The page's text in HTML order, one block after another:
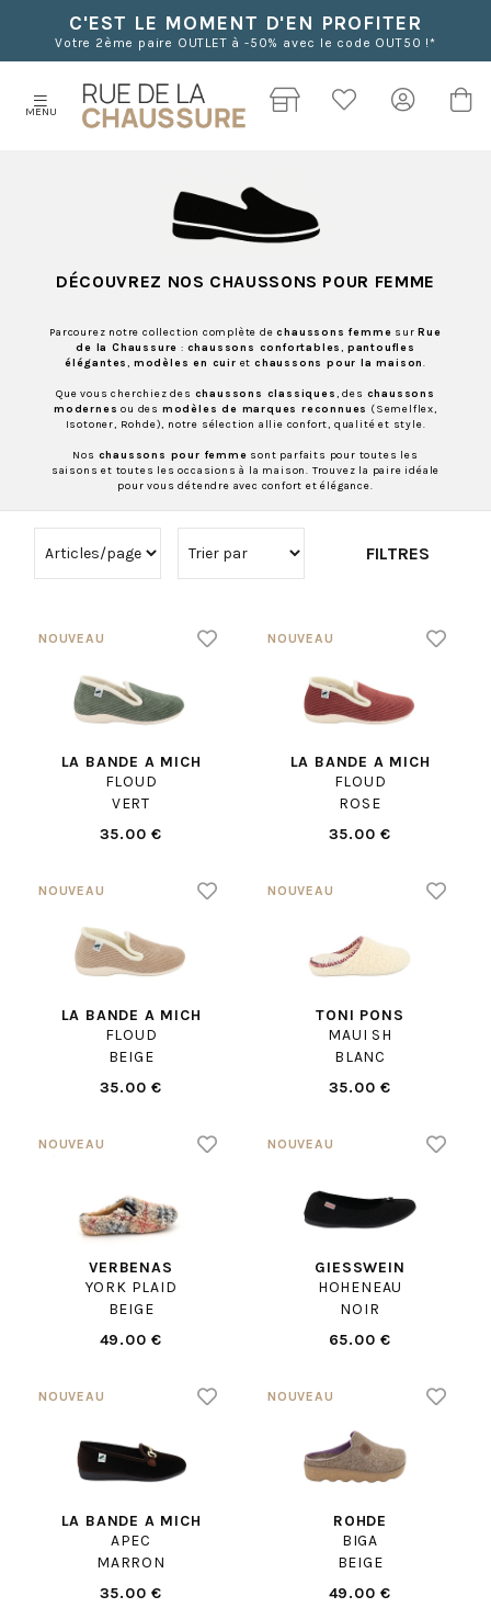
C'EST LE MOMENT D'EN PROFITER
Votre 2ème paire OUTLET à -50% avec le code OUT50 !*
MENU
DÉCOUVREZ NOS CHAUSSONS POUR FEMME
Parcourez notre collection complète dechaussons femme surRue
de la Chaussure : chaussons confortables, pantoufles
élégantes, modèles en cuir et chaussons pour la maison.
Que vous cherchiez des chaussons classiques, des chaussons
modernes ou des modèles de marques reconnues (Semelflex,
Isotoner, Rohde), notre sélection allie confort, qualité et style.
Nos chaussons pour femme sont parfaits pour toutes les
saisons et toutes les occasions à la maison. Trouvez la paire idéale
pour vous détendre avec confort et élégance.
FILTRES
LA BANDE A MICH
FLOUD
VERT
35.00 €
LA BANDE A MICH
FLOUD
ROSE
35.00 €
LA BANDE A MICH
FLOUD
BEIGE
35.00 €
TONI PONS
MAUI SH
BLANC
35.00 €
VERBENAS
YORK PLAID
BEIGE
49.00 €
GIESSWEIN
HOHENEAU
NOIR
65.00 €
LA BANDE A MICH
APEC
MARRON
35.00 €
ROHDE
BIGA
BEIGE
49.00 €